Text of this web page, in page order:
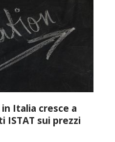
Italia cresce a
ISTAT sui prezzi